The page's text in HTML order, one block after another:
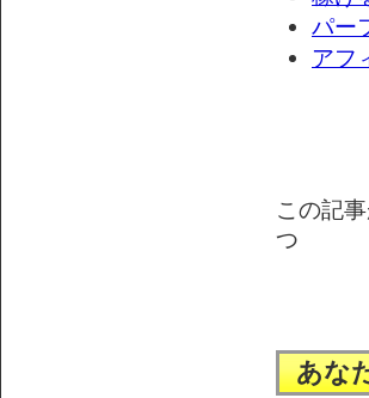
パー
アフ
この記
つ
あな